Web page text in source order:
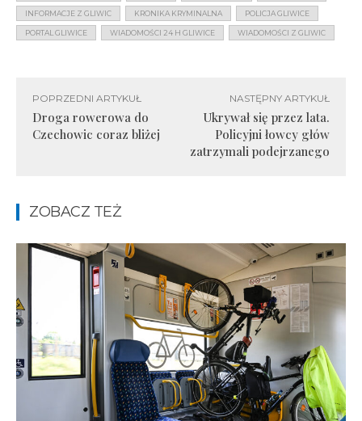
INFORMACJE Z GLIWIC KRONIKA KRYMINALNA POLICJA GLIWICE
PORTAL GLIWICE WIADOMOŚCI 24 H GLIWICE WIADOMOŚCI Z GLIWIC
POPRZEDNI ARTYKUŁ
Droga rowerowa do
Czechowic coraz bliżej
NASTĘPNY ARTYKUŁ
Ukrywał się przez lata.
Policyjni łowcy głów
zatrzymali podejrzanego
ZOBACZ TEŻ